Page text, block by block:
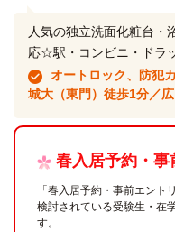
人気の独立洗面化粧台・
応☆駅・コンビニ・ドラ
オートロック、防犯
城大（東門）徒歩1分／
春入居予約・
「春入居予約・事前エン
検討されている受験生・在
す。